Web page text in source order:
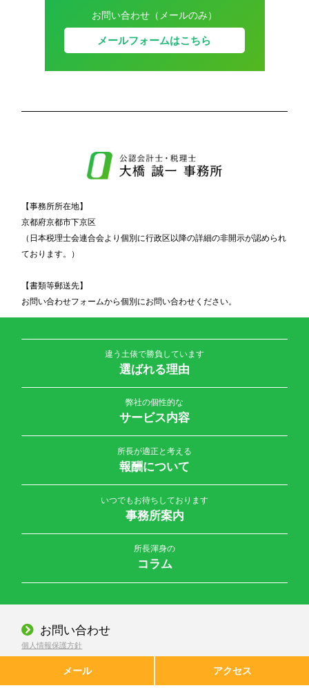
お問い合わせ（メールのみ）
メールフォームはこちら
【事務所所在地】
京都府京都市下京区
（日本税理士会連合会より個別に行政区以降の詳細の非開示が認められ
ております。）
【書類等郵送先】
お問い合わせフォームから個別にお問い合わせください。
違う土俵で勝負しています
選ばれる理由
弊社の個性的な
サービス内容
所長が適正と考える
報酬について
いつでもお待ちしております
事務所案内
所長渾身の
コラム
お問い合わせ
個人情報保護方針
メール アクセス